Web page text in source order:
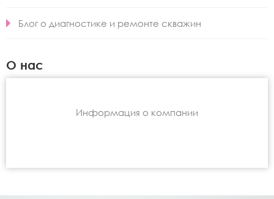
Блог о диагностике и ремонте скважин
О нас
Информация о компании